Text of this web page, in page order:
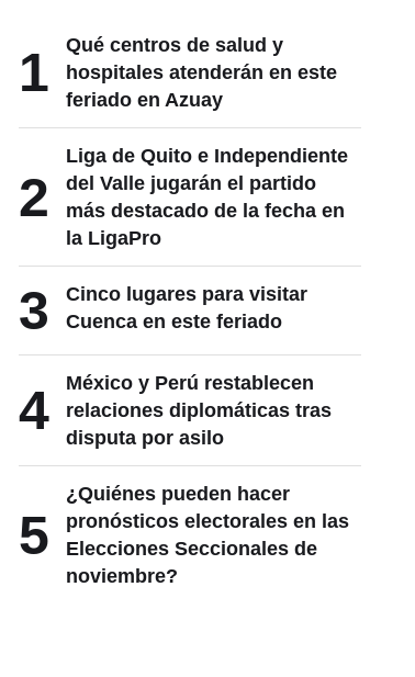
1
Qué centros de salud y
hospitales atenderán en este
feriado en Azuay
2
Liga de Quito e Independiente
del Valle jugarán el partido
más destacado de la fecha en
la LigaPro
3
Cinco lugares para visitar
Cuenca en este feriado
4
México y Perú restablecen
relaciones diplomáticas tras
disputa por asilo
5
¿Quiénes pueden hacer
pronósticos electorales en las
Elecciones Seccionales de
noviembre?